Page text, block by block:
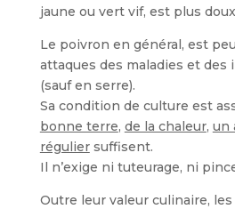
jaune ou vert vif, est plus
Le poivron en général, est
attaques des maladies et des
(sauf en serre).
Sa condition de culture est
bonne terre, de la chaleur, un
réguliersuffisent.
Il n’exige ni tuteurage, ni
Outre leur valeur culinaire,